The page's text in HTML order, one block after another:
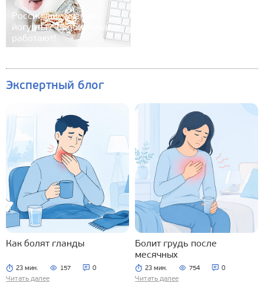
Российские учёные:
йогурты с пробиотиками
работают!
Экспертный блог
Как болят гланды
23 мин. 157 0
Читать далее
Болит грудь после
месячных
23 мин. 754 0
Читать далее